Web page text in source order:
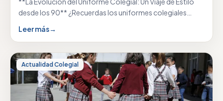
desde los 90** ¿Recuerdas los uniformes colegiales…
Leer más→
Actualidad Colegial